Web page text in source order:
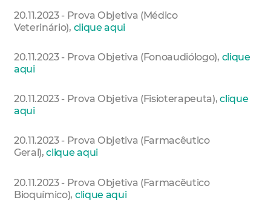
20.11.2023 - Prova Objetiva (Médico
Veterinário), clique aqui
20.11.2023 - Prova Objetiva (Fonoaudiólogo), clique
aqui
20.11.2023 - Prova Objetiva (Fisioterapeuta),clique
aqui
20.11.2023 - Prova Objetiva (Farmacêutico
Geral),clique aqui
20.11.2023 - Prova Objetiva (Farmacêutico
Bioquímico), clique aqui